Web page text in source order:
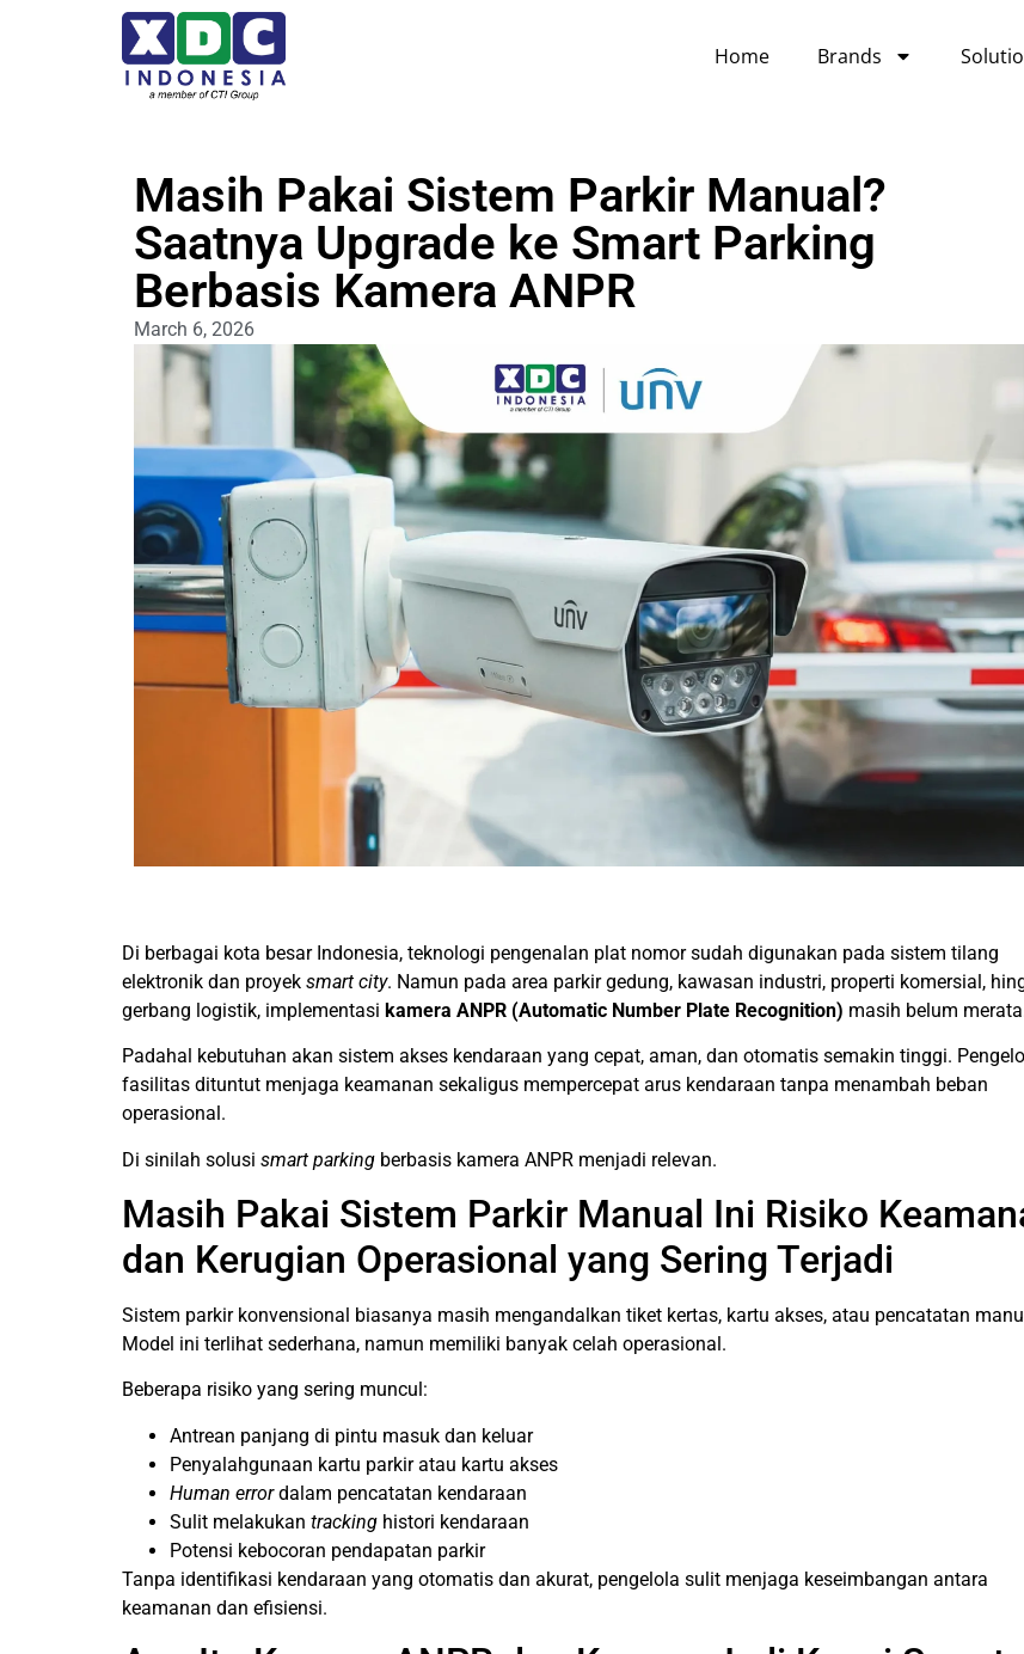
Home Brands
Masih Pakai Sistem Parkir Manual?
Saatnya Upgrade ke Smart Parking
Berbasis Kamera ANPR
March 6, 2026
Di berbagai kota besar Indonesia, teknologi pengenalan plat nomor sudah digunakan pada sistem tilang
elektronik dan proyek smart city. Namun pada area parkir gedung, kawasan industri, properti komersial,
gerbang logistik, implementasi kamera ANPR (Automatic Number Plate Recognition) masih belum
Padahal kebutuhan akan sistem akses kendaraan yang cepat, aman, dan otomatis semakin tinggi.
fasilitas dituntut menjaga keamanan sekaligus mempercepat arus kendaraan tanpa menambah beban
operasional.
Di sinilah solusi smart parking berbasis kamera ANPR menjadi relevan.
Masih Pakai Sistem Parkir Manual Ini Risiko
dan Kerugian Operasional yang Sering Terjadi
Sistem parkir konvensional biasanya masih mengandalkan tiket kertas, kartu akses, atau pencatatan
Model ini terlihat sederhana, namun memiliki banyak celah operasional.
Beberapa risiko yang sering muncul:
Antrean panjang di pintu masuk dan keluar
Penyalahgunaan kartu parkir atau kartu akses
Human errordalam pencatatan kendaraan
Sulit melakukan tracking histori kendaraan
Potensi kebocoran pendapatan parkir
Tanpa identifikasi kendaraan yang otomatis dan akurat, pengelola sulit menjaga keseimbangan antara
keamanan dan efisiensi.